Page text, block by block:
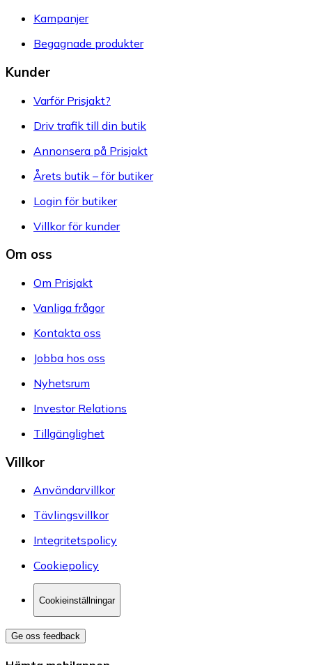
Kampanjer
Begagnade produkter
Kunder
Varför Prisjakt?
Driv trafik till din butik
Annonsera på Prisjakt
Årets butik – för butiker
Login för butiker
Villkor för kunder
Om oss
Om Prisjakt
Vanliga frågor
Kontakta oss
Jobba hos oss
Nyhetsrum
Investor Relations
Tillgänglighet
Villkor
Användarvillkor
Tävlingsvillkor
Integritetspolicy
Cookiepolicy
Cookieinställningar
Ge oss feedback